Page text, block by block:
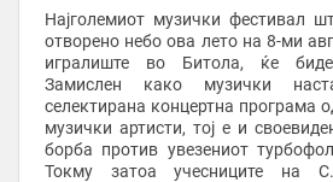
Најголемиот музички фестивал
отворено небо ова лето на 8-ми
игралиште во Битола, ќе
Замислен како музички
селектирана концертна програма
музички артисти, тој е и
борба против увезениот
Токму затоа учесниците на